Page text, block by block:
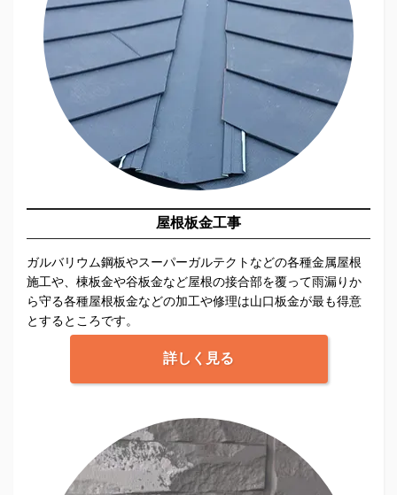
屋根板金工事
ガルバリウム鋼板やスーパーガルテクトなどの各種金属屋根
施工や、棟板金や谷板金など屋根の接合部を覆って雨漏りか
ら守る各種屋根板金などの加工や修理は山口板金が最も得意
とするところです。
詳しく見る